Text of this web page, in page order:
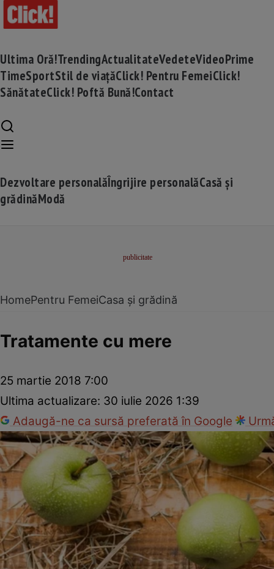
Ultima Oră!TrendingActualitateVedeteVideoPrime
TimeSportStil de viațăClick! Pentru FemeiClick!
SănătateClick! Poftă Bună!Contact
Dezvoltare personalăÎngrijire personalăCasă și
grădinăModă
HomePentru FemeiCasa și grădină
Tratamente cu mere
25 martie 2018 7:00
Ultima actualizare: 30 iulie 2026 1:39
Adaugă-ne ca sursă preferată în Google